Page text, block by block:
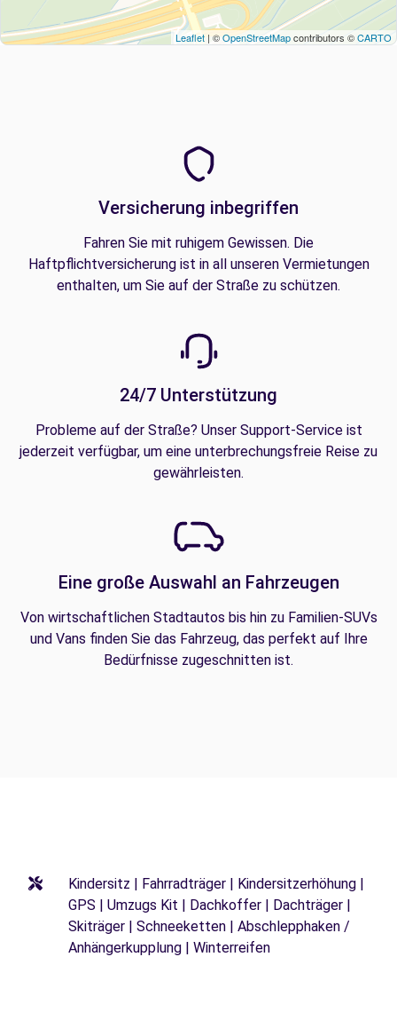
Leaflet | ©OpenStreetMapcontributors ©CARTO
Versicherung inbegriffen
Fahren Sie mit ruhigem Gewissen. Die
Haftpflichtversicherung ist in all unseren Vermietungen
enthalten, um Sie auf der Straße zu schützen.
24/7 Unterstützung
Probleme auf der Straße? Unser Support-Service ist
jederzeit verfügbar, um eine unterbrechungsfreie Reise zu
gewährleisten.
Eine große Auswahl an Fahrzeugen
Von wirtschaftlichen Stadtautos bis hin zu Familien-SUVs
und Vans finden Sie das Fahrzeug, das perfekt auf Ihre
Bedürfnisse zugeschnitten ist.
Kindersitz | Fahrradträger | Kindersitzerhöhung |
GPS | Umzugs Kit | Dachkoffer | Dachträger |
Skiträger | Schneeketten | Abschlepphaken /
Anhängerkupplung | Winterreifen